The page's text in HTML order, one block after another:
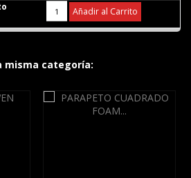
Añadir al Carrito
misma categoría: